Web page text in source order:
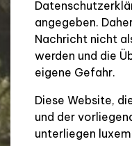
angegeben.
Nachricht nicht
werden und die
eigene Gefahr.
Diese Website,
und der
unterliegen